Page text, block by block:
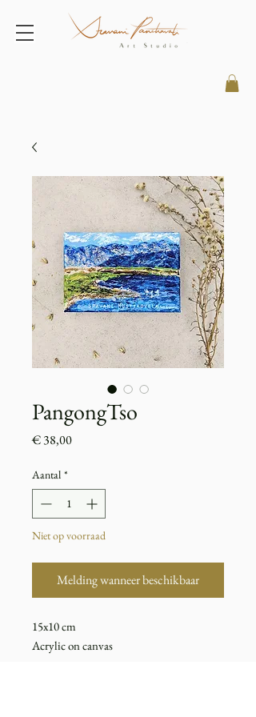
PangongTso
€ 38,00Prijs
Aantal *
Niet op voorraad
Melding wanneer beschikbaar
15x10 cm
Acrylic on canvas